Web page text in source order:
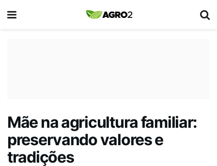
Mãe na agricultura familiar:
preservando valores e
tradições